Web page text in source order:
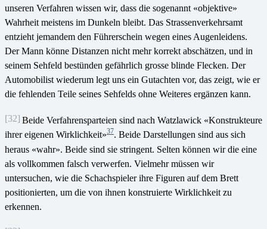
unseren Verfahren wissen wir, dass die sogenannt «objektive»
Wahrheit meistens im Dunkeln bleibt. Das Strassenverkehrsamt
entzieht jemandem den Führerschein wegen eines Augenleidens.
Der Mann könne Distanzen nicht mehr korrekt abschätzen, und in
seinem Sehfeld bestünden gefährlich grosse blinde Flecken. Der
Automobilist wiederum legt uns ein Gutachten vor, das zeigt, wie er
die fehlenden Teile seines Sehfelds ohne Weiteres ergänzen kann.
[32] Beide Verfahrensparteien sind nach Watzlawick «Konstrukteure
ihrer eigenen Wirklichkeit»37. Beide Darstellungen sind aus sich
heraus «wahr». Beide sind sie stringent. Selten können wir die eine
als vollkommen falsch verwerfen. Vielmehr müssen wir
untersuchen, wie die Schachspieler ihre Figuren auf dem Brett
positionierten, um die von ihnen konstruierte Wirklichkeit zu
erkennen.